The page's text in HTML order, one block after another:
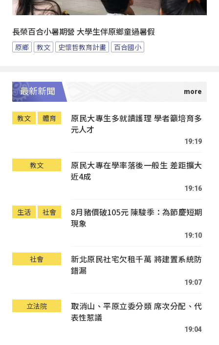
長榮百合小暑期營 大學生伴原鄉童過暑假
原鄉 教文 史懷哲教育計畫 百合國小
最新新聞
教文 體育
原民大專生多就讀護理 學者籲培育多
元人才
19:19
教文
原民大專在學率落後一般生 差距擴大
近4成
19:16
生活 社會
8月豬價破105元 陳駿季：為節慶短期
現象
19:10
社會
新北原民社宅欠租千萬 將建置系統防
錯漏
19:07
立法院
取消山、平原立委分類 席次分配、代
表性惹議
19:04